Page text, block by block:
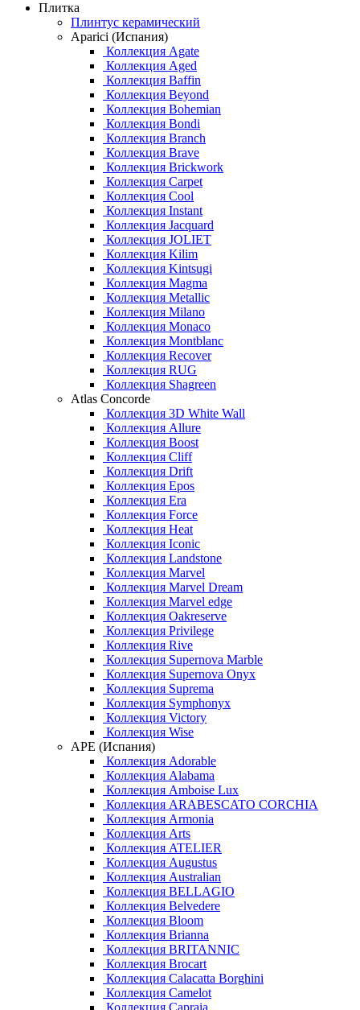
Плитка
Плинтус керамический
Aparici (Испания)
Коллекция Agate
Коллекция Aged
Коллекция Baffin
Коллекция Beyond
Коллекция Bohemian
Коллекция Bondi
Коллекция Branch
Коллекция Brave
Коллекция Brickwork
Коллекция Carpet
Коллекция Cool
Коллекция Instant
Коллекция Jacquard
Коллекция JOLIET
Коллекция Kilim
Коллекция Kintsugi
Коллекция Magma
Коллекция Metallic
Коллекция Milano
Коллекция Monaco
Коллекция Montblanc
Коллекция Recover
Коллекция RUG
Коллекция Shagreen
Atlas Concorde
Коллекция 3D White Wall
Коллекция Allure
Коллекция Boost
Коллекция Cliff
Коллекция Drift
Коллекция Epos
Коллекция Era
Коллекция Force
Коллекция Heat
Коллекция Iconic
Коллекция Landstone
Коллекция Marvel
Коллекция Marvel Dream
Коллекция Marvel edge
Коллекция Oakreserve
Коллекция Privilege
Коллекция Rive
Коллекция Supernova Marble
Коллекция Supernova Onyx
Коллекция Suprema
Коллекция Symphonyx
Коллекция Victory
Коллекция Wise
APE (Испания)
Коллекция Adorable
Коллекция Alabama
Коллекция Amboise Lux
Коллекция ARABESCATO CORCHIA
Коллекция Armonia
Коллекция Arts
Коллекция ATELIER
Коллекция Augustus
Коллекция Australian
Коллекция BELLAGIO
Коллекция Belvedere
Коллекция Bloom
Коллекция Brianna
Коллекция BRITANNIC
Коллекция Brocart
Коллекция Calacatta Borghini
Коллекция Camelot
Коллекция Capraia